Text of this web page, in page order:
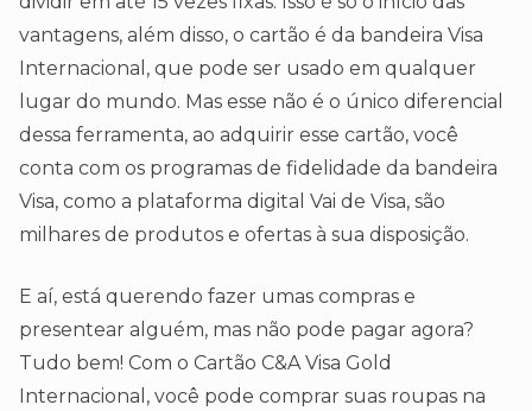
vantagens, além disso, o cartão é da bandeira Visa
Internacional, que pode ser usado em qualquer
lugar do mundo. Mas esse não é o único diferencial
dessa ferramenta, ao adquirir esse cartão, você
conta com os programas de fidelidade da bandeira
Visa, como a plataforma digital Vai de Visa, são
milhares de produtos e ofertas à sua disposição.
E aí, está querendo fazer umas compras e
presentear alguém, mas não pode pagar agora?
Tudo bem! Com o Cartão C&A Visa Gold
Internacional, você pode comprar suas roupas na